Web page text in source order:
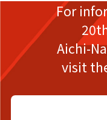
For
Aichi-
visit